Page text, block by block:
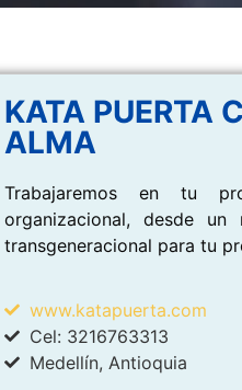
KATA PUERTA
ALMA
Trabajaremos en tu
organizacional, desde
transgeneracional para tu
www.katapuerta.com
Cel: 3216763313
Medellín, Antioquia